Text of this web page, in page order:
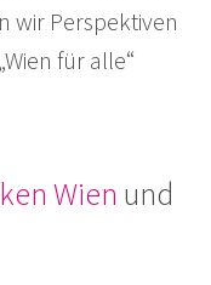
wir Perspektiven
für alle“
Wien und